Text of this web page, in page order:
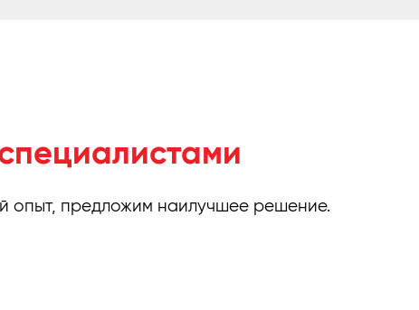
опыт, предложим наилучшее решение.